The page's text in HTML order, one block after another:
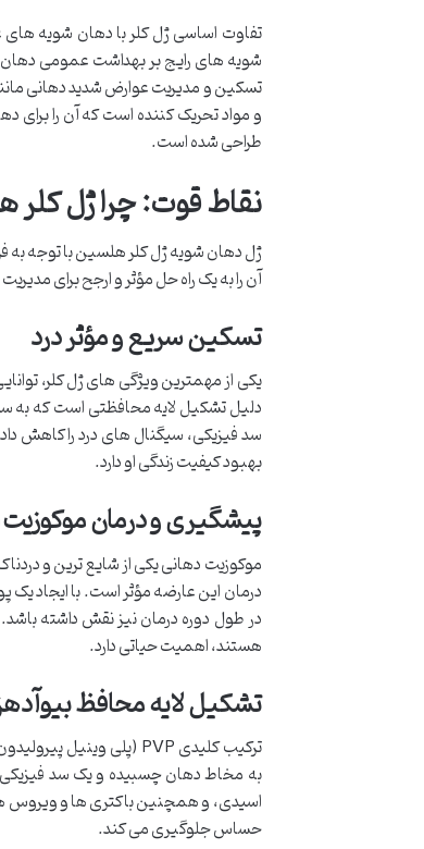
تفاوت اساسی ژل کلر با دهان شویه های
شویه های رایج بر بهداشت عمومی
تسکین و مدیریت عوارض شدید دهانی
و مواد تحریک کننده است که آن را برای
طراحی شده است.
نقاط قوت: چرا ژل
ژل دهان شویه ژل کلر هلسین با توجه
آن را به یک راه حل مؤثر و ارجح برای
تسکین سریع و مؤثر درد
یکی از مهمترین ویژگی های ژل کلر،
دلیل تشکیل لایه محافظتی است که به
سد فیزیکی، سیگنال های درد را کاهش
بهبود کیفیت زندگی او دارد.
پیشگیری و درمان
موکوزیت دهانی یکی از شایع ترین و
درمان این عارضه مؤثر است. با ایجاد
در طول دوره درمان نیز نقش داشته
هستند، اهمیت حیاتی دارد.
تشکیل لایه محافظ
ترکیب کلیدی PVP (پلی وینیل پیرولیدون) در ژل کلر، مسئول ایجاد یک لایه محافظ
به مخاط دهان چسبیده و یک سد فیزیکی
اسیدی، و همچنین باکتری ها و ویروس
حساس جلوگیری می کند.